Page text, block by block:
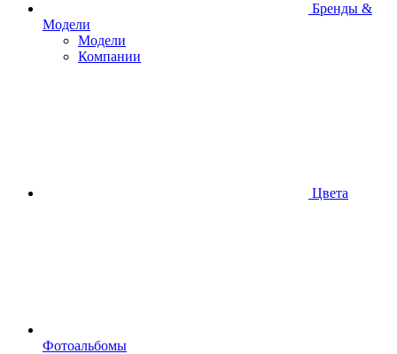
Бренды &
Модели
Модели
Компании
Цвета
Фотоальбомы